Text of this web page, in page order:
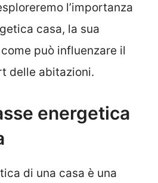
l’importanza
casa, la sua
può influenzare il
delle abitazioni.
energetica
di una casa è una